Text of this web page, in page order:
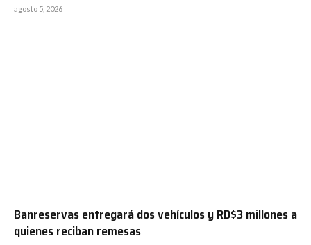
agosto 5, 2026
Banreservas entregará dos vehículos y RD$3 millones a
quienes reciban remesas